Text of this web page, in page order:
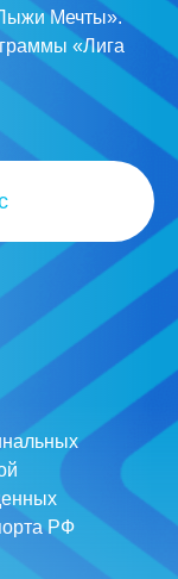
Мечты».
«Лига
РФ